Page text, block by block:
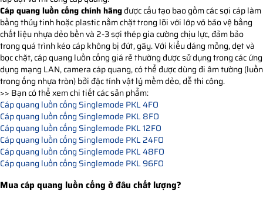
Cáp quang luồn cống chính hãngđược cấu tạo bao gồm các sợi cáp làm
bằng thủy tinh hoặc plastic nằm chặt trong lõi với lớp vỏ bảo vệ bằng
chất liệu nhựa dẻo bền và 2-3 sợi thép gia cường chịu lực, đảm bảo
trong quá trình kéo cáp không bị đứt, gãy. Với kiểu dáng mỏng, dẹt và
bọc chặt, cáp quang luồn cống giá rẻ thường được sử dụng trong các ứng
dụng mạng LAN, camera cáp quang, có thể được dùng đi âm tường (luồn
trong ống nhựa tròn) bởi đặc tính vật lý mềm dẻo, dễ thi công.
>> Bạn có thể xem chi tiết các sản phẩm:
Cáp quang luồn cống Singlemode PKL 4FO
Cáp quang luồn cống Singlemode PKL 8FO
Cáp quang luồn cống Singlemode PKL 12FO
Cáp quang luồn cống Singlemode PKL 24FO
Cáp quang luồn cống Singlemode PKL 48FO
Cáp quang luồn cống Singlemode PKL 96FO
Mua cáp quang luồn cống ở đâu chất lượng?